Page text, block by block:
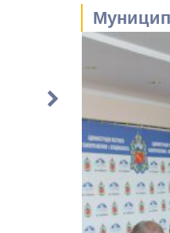
Устав
Города-
городского
Торги и
Формы
Обратная
Комиссии
График
Новостная
Актуально